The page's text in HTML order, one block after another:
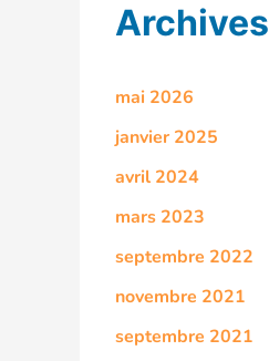
Archives
mai 2026
janvier 2025
avril 2024
mars 2023
septembre 2022
novembre 2021
septembre 2021